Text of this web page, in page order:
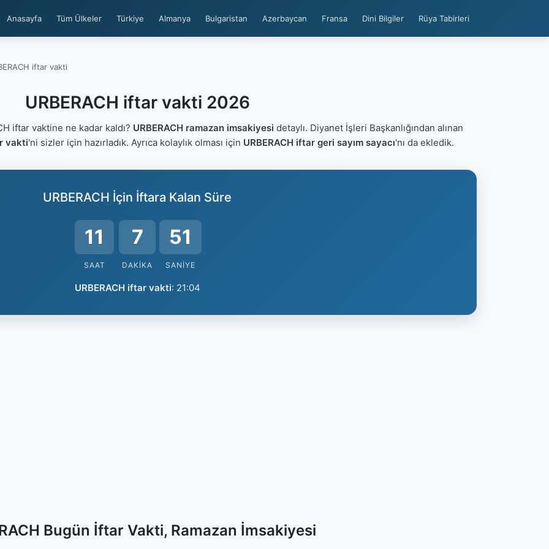
Anasayfa Tüm Ülkeler Türkiye Almanya Bulgaristan Azerbaycan Fransa Dini Bilgiler Rüya Tabirleri
iftar vakti
URBERACH iftar vakti 2026
iftar vaktine ne kadar kaldı? URBERACH ramazan imsakiyesi detaylı. Diyanet İşleri Başkanlığından alınan
vakti'ni sizler için hazırladık. Ayrıca kolaylık olması için URBERACH iftar geri sayım sayacı'nı da ekledik.
URBERACH İçin İftara Kalan Süre
11
SAAT
7
DAKIKA
50
SANIYE
URBERACH iftar vakti: 21:04
Bugün İftar Vakti, Ramazan İmsakiyesi